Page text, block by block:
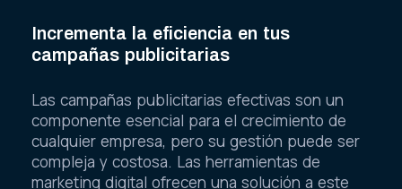
Incrementa la eficiencia en tus
campañas publicitarias
Las campañas publicitarias efectivas son un
componente esencial para el crecimiento de
cualquier empresa, pero su gestión puede ser
compleja y costosa. Las herramientas de
marketing digital ofrecen una solución a este